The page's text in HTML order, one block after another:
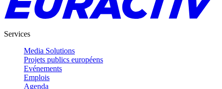
Services
Media Solutions
Projets publics européens
Evénements
Emplois
Agenda